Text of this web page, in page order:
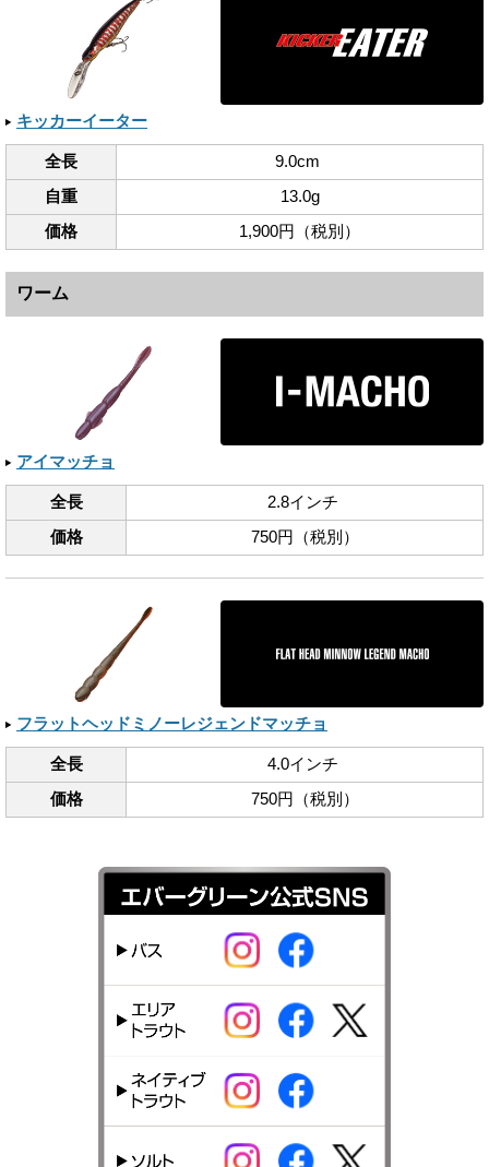
キッカーイーター
全長
9.0cm
自重
13.0g
価格
1,900円（税別）
ワーム
アイマッチョ
全長
2.8インチ
価格
750円（税別）
フラットヘッドミノーレジェンドマッチョ
全長
4.0インチ
価格
750円（税別）